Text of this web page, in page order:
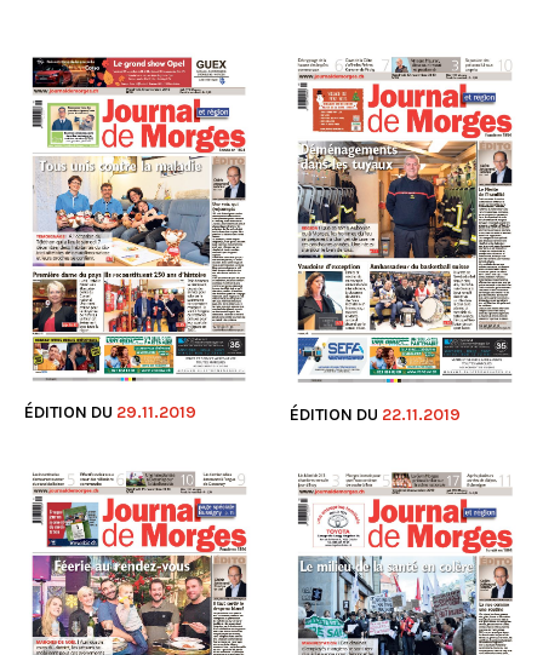
ÉDITION DU 29.11.2019 ÉDITION DU 22.11.2019